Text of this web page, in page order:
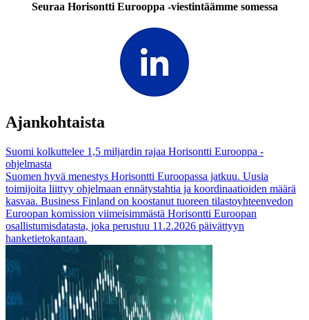
Seuraa Horisontti Eurooppa -viestintäämme somessa
Ajankohtaista
Suomi kolkuttelee 1,5 miljardin rajaa Horisontti Eurooppa -
ohjelmasta
Suomen hyvä menestys Horisontti Euroopassa jatkuu. Uusia
toimijoita liittyy ohjelmaan ennätystahtia ja koordinaatioiden määrä
kasvaa. Business Finland on koostanut tuoreen tilastoyhteenvedon
Euroopan komission viimeisimmästä Horisontti Euroopan
osallistumisdatasta, joka perustuu 11.2.2026 päivättyyn
hanketietokantaan.